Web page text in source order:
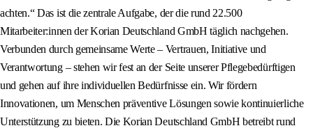
achten.“ Das ist die zentrale Aufgabe, der die rund 22.500
Mitarbeiter:innen der Korian Deutschland GmbH täglich nachgehen.
Verbunden durch gemeinsame Werte – Vertrauen, Initiative und
Verantwortung – stehen wir fest an der Seite unserer Pflegebedürftigen
und gehen auf ihre individuellen Bedürfnisse ein. Wir fördern
Innovationen, um Menschen präventive Lösungen sowie kontinuierliche
Unterstützung zu bieten. Die Korian Deutschland GmbH betreibt rund